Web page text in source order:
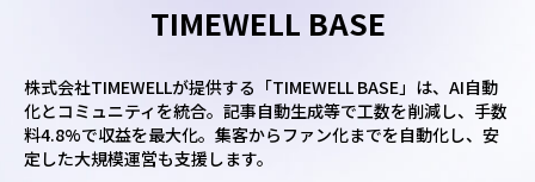
TIMEWELL BASE
株式会社TIMEWELLが提供する「TIMEWELL BASE」は、AI自動
化とコミュニティを統合。記事自動生成等で工数を削減し、手数
料4.8%で収益を最大化。集客からファン化までを自動化し、安
定した大規模運営も支援します。